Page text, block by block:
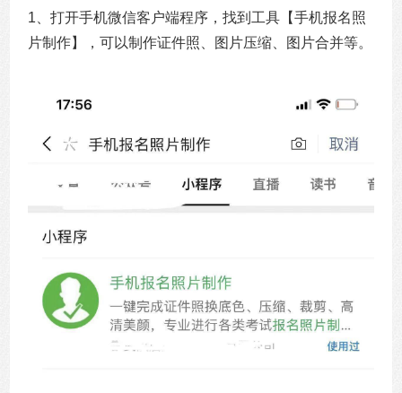
1、打开手机微信客户端程序，找到工具【手机报名照
片制作】，可以制作证件照、图片压缩、图片合并等。